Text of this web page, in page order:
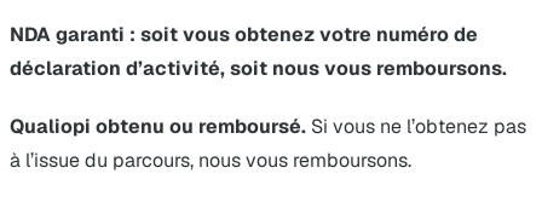
NDA garanti : soit vous obtenez votre numéro de
déclaration d’activité, soit nous vous remboursons.
Qualiopi obtenu ou remboursé. Si vous ne l’obtenez pas
à l’issue du parcours, nous vous remboursons.